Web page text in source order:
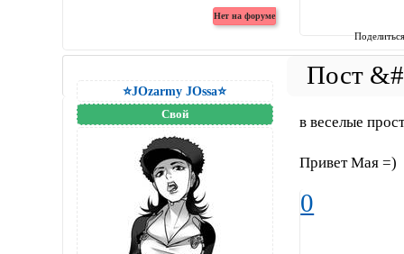
⭐JOzarmy JOssa⭐
Свой в веселые
Привет Мая =)
0